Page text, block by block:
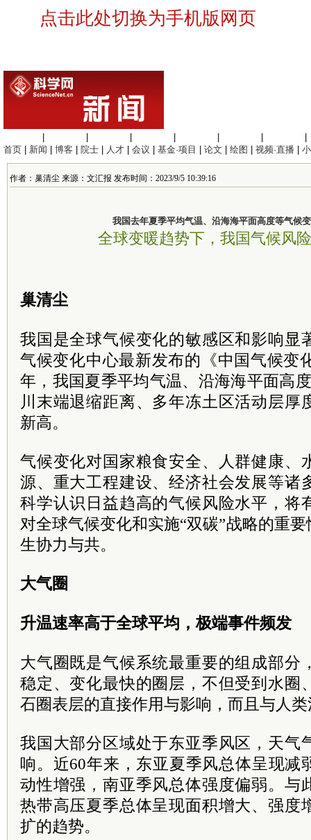
点击此处切换为手机版网页
首页
新闻 博客 院士 人才 会议 基金·项目 论文 绘图 视频·直播
作者：巢清尘 来源：文汇报 发布时间：2023/9/5 10:39:16
我国去年夏季平均气温、沿海海平面高度等气候
全球变暖趋势下，我国气候风
巢清尘
我国是全球气候变化的敏感区和影响显
气候变化中心最新发布的《中国气候变
年，我国夏季平均气温、沿海海平面高
川末端退缩距离、多年冻土区活动层厚
新高。
气候变化对国家粮食安全、人群健康、
源、重大工程建设、经济社会发展等诸
科学认识日益趋高的气候风险水平，将
对全球气候变化和实施“双碳”战略的重
生协力与共。
大气圈
升温速率高于全球平均，极端事件频发
大气圈既是气候系统最重要的组成部分
稳定、变化最快的圈层，不但受到水圈
石圈表层的直接作用与影响，而且与人
我国大部分区域处于东亚季风区，天气
响。近60年来，东亚夏季风总体呈现减
动性增强，南亚季风总体强度偏弱。与
热带高压夏季总体呈现面积增大、强度
扩的趋势。